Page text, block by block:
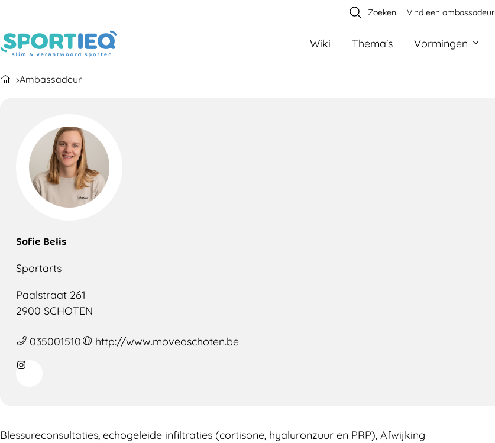
Wiki Thema's Vormingen
Zoeken Vind een ambassadeur
Ambassadeur
Sofie Belis
Sportarts
Paalstraat 261
2900 SCHOTEN
035001510 http://www.moveoschoten.be
Blessureconsultaties, echogeleide infiltraties (cortisone, hyaluronzuur en PRP), Afwijking